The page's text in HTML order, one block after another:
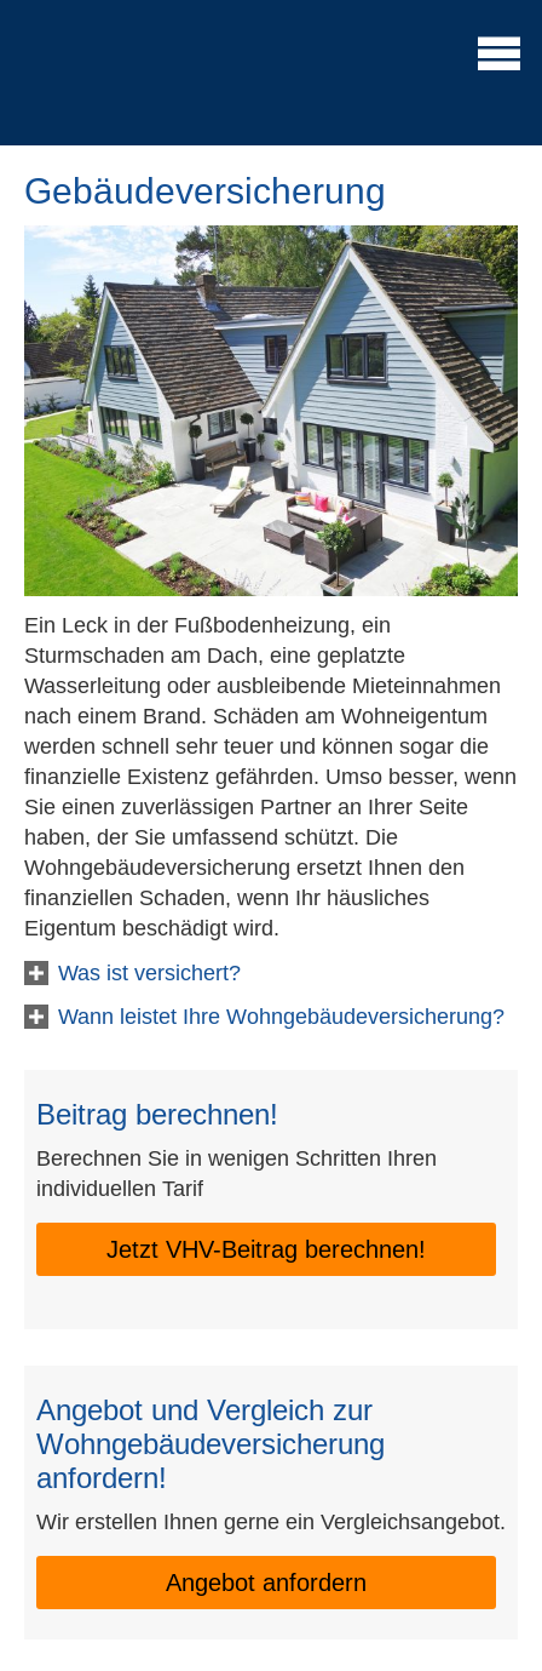
Ge­bäude­ver­si­che­rung
Ein Leck in der Fußbodenheizung, ein
Sturmschaden am Dach, eine geplatzte
Wasserleitung oder ausbleibende Mieteinnahmen
nach einem Brand. Schäden am Wohneigentum
werden schnell sehr teuer und können sogar die
finanzielle Existenz gefährden. Umso besser, wenn
Sie einen zuverlässigen Partner an Ihrer Seite
haben, der Sie umfassend schützt. Die
Wohngebäudeversicherung ersetzt Ihnen den
finanziellen Schaden, wenn Ihr häusliches
Eigentum beschädigt wird.
Was ist versichert?
Wann leistet Ihre Wohngebäudeversicherung?
Beitrag berechnen!
Berechnen Sie in wenigen Schritten Ihren
individuellen Tarif
Jetzt VHV-Beitrag berechnen!
Angebot und Vergleich zur
Wohngebäudeversicherung
anfordern!
Wir erstellen Ihnen gerne ein Vergleichsangebot.
An­ge­bot an­for­dern